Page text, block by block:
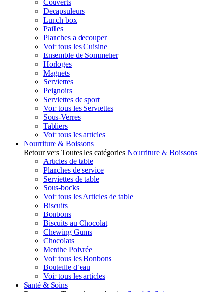
Couverts
Decapsuleurs
Lunch box
Pailles
Planches a decouper
Voir tous les Cuisine
Ensemble de Sommelier
Horloges
Magnets
Serviettes
Peignoirs
Serviettes de sport
Voir tous les Serviettes
Sous-Verres
Tabliers
Voir tous les articles
Nourriture & Boissons
Retour vers Toutes les catégories Nourriture & Boissons
Articles de table
Planches de service
Serviettes de table
Sous-bocks
Voir tous les Articles de table
Biscuits
Bonbons
Biscuits au Chocolat
Chewing Gums
Chocolats
Menthe Poivrée
Voir tous les Bonbons
Bouteille d’eau
Voir tous les articles
Santé & Soins